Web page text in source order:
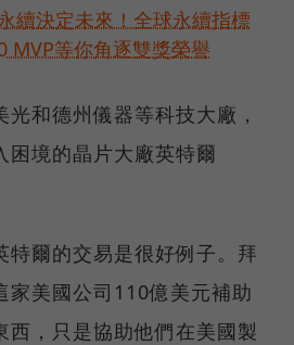
續決定未來！全球永續指標
MVP等你角逐雙獎榮譽
和德州儀器等科技大廠，
困境的晶片大廠英特爾
特爾的交易是很好例子。拜
家美國公司110億美元補助
西，只是協助他們在美國製